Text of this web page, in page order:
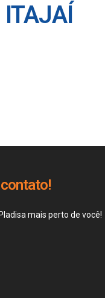
ITAJAÍ
mais perto de você!